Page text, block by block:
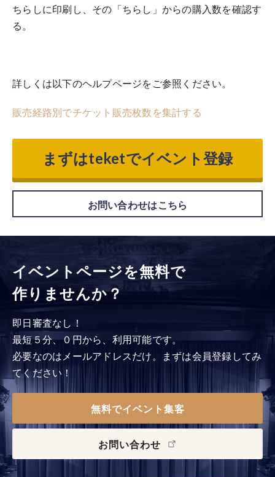
ちらしに印刷し、その「ちらし」からの購入数を確認す
る。
詳しくは以下のヘルプページをご参照ください。
販売経路別でチケット販売枚数を集計する
まずはteketでイベント登録
お問い合わせはこちら
イベントページを無料で
作りませんか？
即日審査なし！
最短５分、０円から、利用可能です。
必要なのはメールアドレスだけ。まずは会員登録してみ
てください！
無料でイベント集客
お問い合わせ